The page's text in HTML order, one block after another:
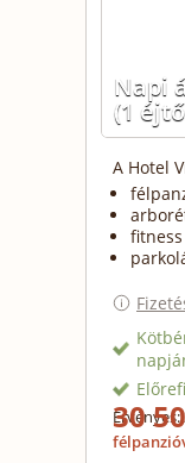
Napi
(1
A Hotel
Érvényes:
30